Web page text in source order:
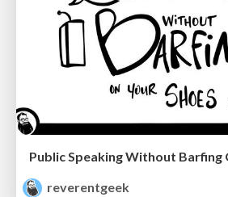
reverentgeek